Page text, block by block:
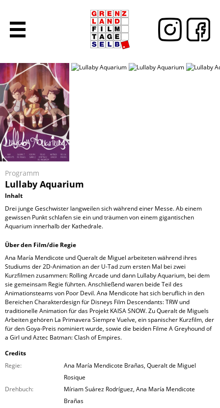
Programm
Lullaby Aquarium
Inhalt
Drei junge Geschwister langweilen sich während einer Messe. Ab einem
gewissen Punkt schlafen sie ein und träumen von einem gigantischen
Aquarium innerhalb der Kathedrale.
Über den Film/die Regie
Ana María Mendicote und Queralt de Miguel arbeiteten während ihres
Studiums der 2D-Animation an der U-Tad zum ersten Mal bei zwei
Kurzfilmen zusammen: Rolling Arcade und dann Lullaby Aquarium, bei dem
sie gemeinsam Regie führten. Anschließend waren beide Teil des
Animationsteams von Poor Devil. Ana Mendicote hat sich beruflich in den
Bereichen Charakterdesign für Disneys Film Descendants: TRW und
traditionelle Animation für das Projekt KAISA SNOW. Zu Queralt de Miguels
Arbeiten gehören La Primavera Siempre Vuelve, ein spanischer Kurzfilm, der
für den Goya-Preis nominiert wurde, sowie die beiden Filme A Greyhound of
a Girl und Aztec Batman: Clash of Empires.
Credits
Regie:
Ana María Mendicote Brañas, Queralt de Miguel
Rosique
Drehbuch:
Míriam Suárez Rodríguez, Ana María Mendicote
Brañas